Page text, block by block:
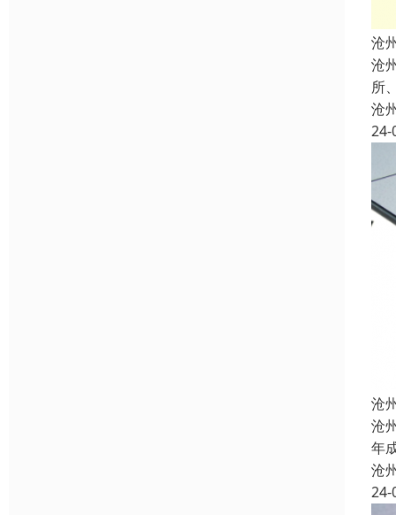
沧
沧
所
沧
24-
沧
沧
年
沧
24-